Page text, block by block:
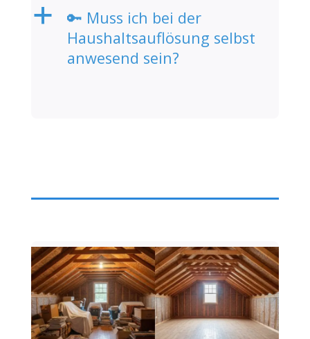
a
🔑 Muss ich bei der
Haushaltsauflösung selbst
anwesend sein?